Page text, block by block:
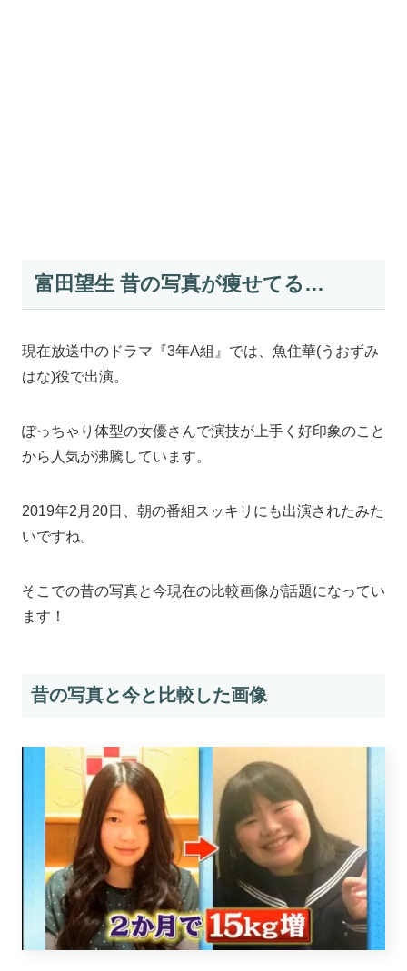
富田望生 昔の写真が痩せてる…
現在放送中のドラマ『3年A組』では、魚住華(うおずみ
はな)役で出演。
ぽっちゃり体型の女優さんで演技が上手く好印象のこと
から人気が沸騰しています。
2019年2月20日、朝の番組スッキリにも出演されたみた
いですね。
そこでの昔の写真と今現在の比較画像が話題になってい
ます！
昔の写真と今と比較した画像